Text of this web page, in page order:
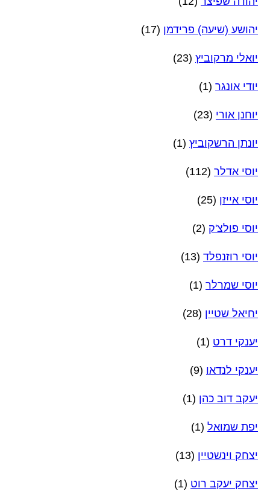
יהושע (שיעה) פרידמן (17)
יואלי מרקוביץ (23)
יודי אונגר (1)
יוחנן אורי (23)
יונתן הרשקוביץ (1)
יוסי אדלר (112)
יוסי אייזן (25)
יוסי פולצ'ק (2)
יוסי רוזנפלד (13)
יוסי שמרלר (1)
יחיאל שטיין (28)
יענקי דרט (1)
יענקי לנדאו (9)
יעקב דוב כהן (1)
יפת שמואל (1)
יצחק וינשטיין (13)
יצחק יעקב רוט (1)